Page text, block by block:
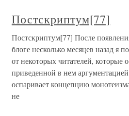
Постскриптум[77]
Постскриптум[77] После
блоге несколько месяцев назад я
от некоторых читателей, которые
приведенной в нем
оспаривает концепцию
не